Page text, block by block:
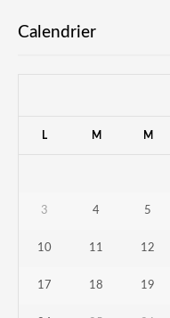
Calendrier
L M M
3 4 5
10 11 12
17 18 19